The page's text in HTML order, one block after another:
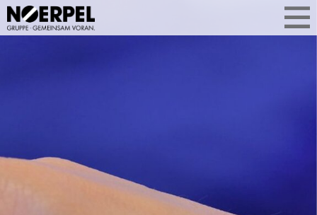
Unternehmensgruppe auf einen Blick.
Ob Geschäftsentwicklung, Services
oder Standorterweiterung: Sie